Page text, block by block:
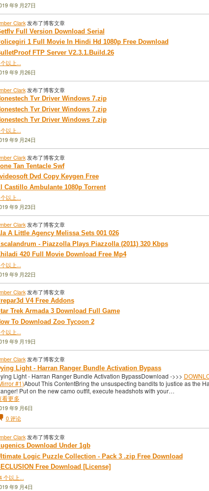
年9 月27日
Clark发布了博客文章
Full Version Download Serial
1 Full Movie In Hindi Hd 1080p Free Download
FTP Server V2.3.1.Build.26
以上...
年9 月26日
Clark发布了博客文章
Tvr Driver Windows 7.zip
Tvr Driver Windows 7.zip
Tvr Driver Windows 7.zip
以上...
年9 月24日
Clark发布了博客文章
Tan Tentacle Swf
Dvd Copy Keygen Free
Castillo Ambulante 1080p Torrent
以上...
年9 月23日
Clark发布了博客文章
A Little Agency Melissa Sets 001 026
- Piazzolla Plays Piazzolla (2011) 320 Kbps
420 Full Movie Download Free Mp4
以上...
年9 月22日
Clark发布了博客文章
V4 Free Addons
Trek Armada 3 Download Full Game
To Download Zoo Tycoon 2
以上...
年9 月19日
Clark发布了博客文章
Light - Harran Ranger Bundle Activation Bypass
Light - Harran Ranger Bundle Activation BypassDownload ->>>
#1)About This ContentBring the unsuspecting bandits to justice as the
Put on the new camo outfit, execute headshots with your…
看更多
年9 月6日
0 评论
Clark发布了博客文章
Download Under 1gb
Logic Puzzle Collection - Pack 3 .zip Free Download
Free Download [License]
个以上...
年9 月4日